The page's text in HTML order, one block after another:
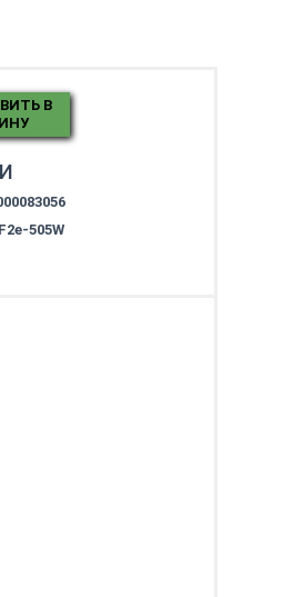
В
505W